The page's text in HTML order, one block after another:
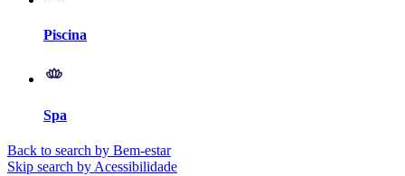
Piscina
Spa
Back to search by Bem-estar
Skip search by Acessibilidade